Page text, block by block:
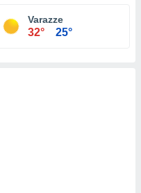
Varazze
32° 25°